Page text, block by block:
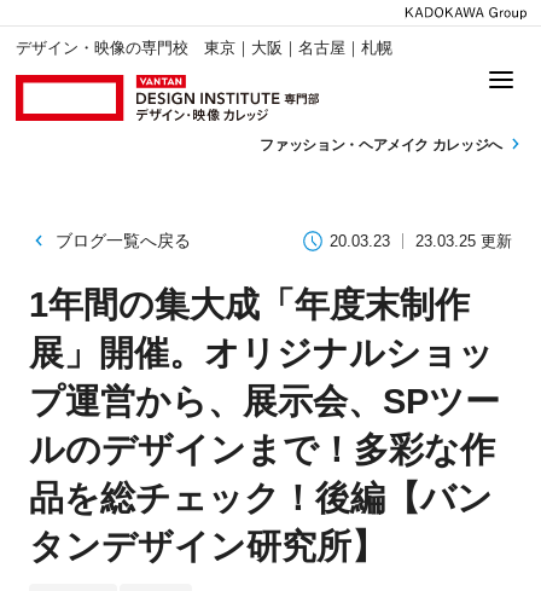
デザイン・映像の専門校 東京｜大阪｜名古屋｜札幌
ファッション・ ヘアメイク カレッジへ
ブログ一覧へ戻る 20.03.23 23.03.25 更新
1年間の集大成「年度末制作
展」開催。オリジナルショッ
プ運営から、展示会、SPツー
ルのデザインまで！多彩な作
品を総チェック！後編【バン
タンデザイン研究所】